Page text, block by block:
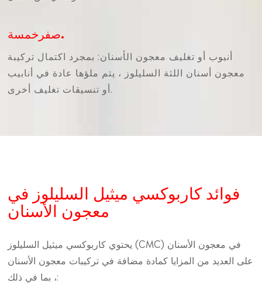
صفرخمسة.
أنبوب أو تغليف معجون الأسنان: بمجرد اكتمال تركيبة
معجون أسنان اللثة السليلوز ، يتم ملؤها عادة في أنابيب
أو تنسيقات تغليف أخرى.
فوائد كاربوكسي ميثيل السليلوز في
معجون الأسنان
يحتوي كاربوكسي ميثيل السليلوز (CMC) في معجون الأسنان
على العديد من المزايا كمادة مضافة في تركيبات معجون الأسنان
، بما في ذلك: